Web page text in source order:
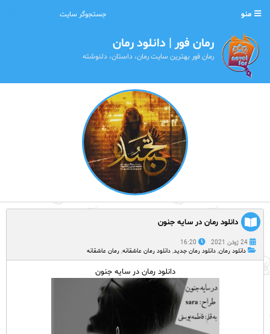
منو
رمان فور | دانلود رمان
رمان فور بهترین سایت رمان، داستان، دلنوشته
دانلود رمان در سایه جنون
24 ژوئن 2021
16:20
دانلود رمان, دانلود رمان جدید, دانلود رمان عاشقانه, رمان عاشقانه
دانلود رمان در سایه جنون